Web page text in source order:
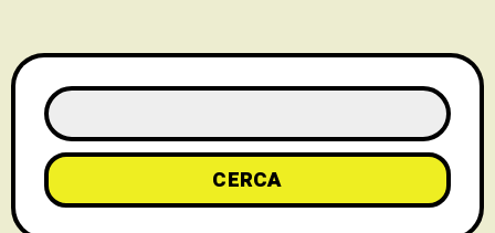
CERCA